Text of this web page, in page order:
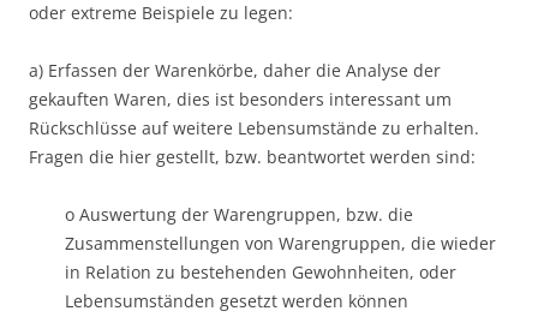
oder extreme Beispiele zu legen:
a) Erfassen der Warenkörbe, daher die Analyse der
gekauften Waren, dies ist besonders interessant um
Rückschlüsse auf weitere Lebensumstände zu erhalten.
Fragen die hier gestellt, bzw. beantwortet werden sind:
o Auswertung der Warengruppen, bzw. die
Zusammenstellungen von Warengruppen, die wieder
in Relation zu bestehenden Gewohnheiten, oder
Lebensumständen gesetzt werden können